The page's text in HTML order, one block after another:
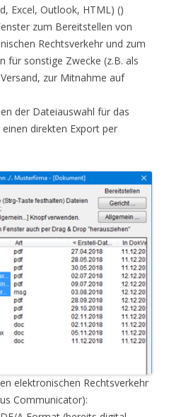
Excel, Outlook, HTML) ()
zum Bereitstellen von
Rechtsverkehr und zum
für sonstige Zwecke (z.B. als
zur Mitnahme auf
der Dateiauswahl für das
direkten Export per
elektronischen Rechtsverkehr
Communicator):